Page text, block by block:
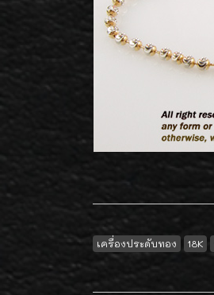
เครื่องประดับทอง 18K